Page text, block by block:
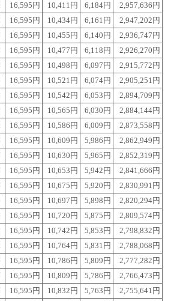
16,595円 10,411円 6,184円
2,957,636円
16,595円 10,434円 6,161円
2,947,202円
16,595円 10,455円 6,140円
2,936,747円
16,595円 10,477円 6,118円
2,926,270円
16,595円 10,498円 6,097円
2,915,772円
16,595円 10,521円 6,074円
2,905,251円
16,595円 10,542円 6,053円
2,894,709円
16,595円 10,565円 6,030円
2,884,144円
16,595円 10,586円 6,009円
2,873,558円
16,595円 10,609円 5,986円
2,862,949円
16,595円 10,630円 5,965円
2,852,319円
16,595円 10,653円 5,942円
2,841,666円
16,595円 10,675円 5,920円
2,830,991円
16,595円 10,697円 5,898円
2,820,294円
16,595円 10,720円 5,875円
2,809,574円
16,595円 10,742円 5,853円
2,798,832円
16,595円 10,764円 5,831円
2,788,068円
16,595円 10,786円 5,809円
2,777,282円
16,595円 10,809円 5,786円
2,766,473円
16,595円 10,832円 5,763円
2,755,641円